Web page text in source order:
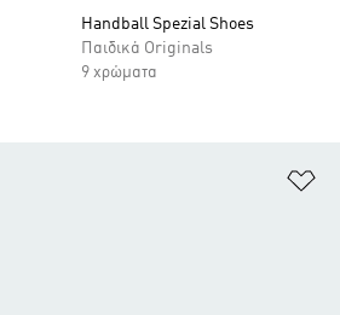
Handball Spezial Shoes
Παιδικά Originals
9 χρώματα